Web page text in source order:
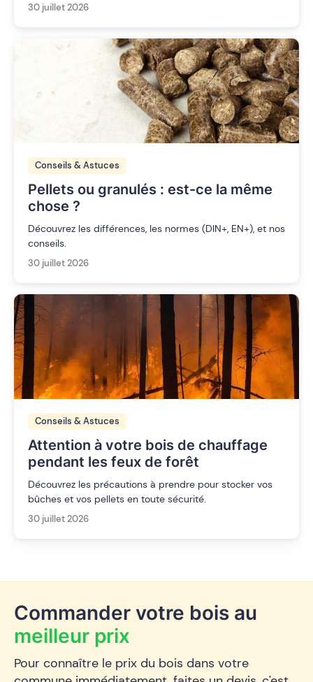
30 juillet 2026
Conseils & Astuces
Pellets ou granulés : est-ce la même
chose ?
Découvrez les différences, les normes (DIN+, EN+), et nos
conseils.
30 juillet 2026
Conseils & Astuces
Attention à votre bois de chauffage
pendant les feux de forêt
Découvrez les précautions à prendre pour stocker vos
bûches et vos pellets en toute sécurité.
30 juillet 2026
Commander votre bois au
meilleur prix
Pour connaître le prix du bois dans votre